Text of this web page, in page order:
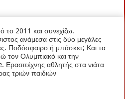
το 2011 και συνεχίζω.
ανάμεσα στις δύο μεγάλες
Ποδόσφαιρο ή μπάσκετ; Και τα
τον Ολυμπιακό και την
Ερασιτέχνης αθλητής στα νιάτα
τριών παιδιών